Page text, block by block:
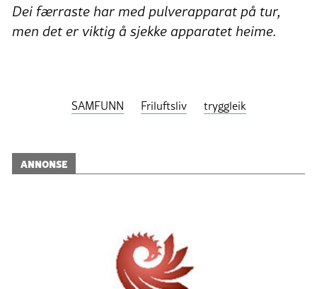
Dei færraste har med pulverapparat på tur,
men det er viktig å sjekke apparatet heime.
SAMFUNN Friluftsliv tryggleik
ANNONSE